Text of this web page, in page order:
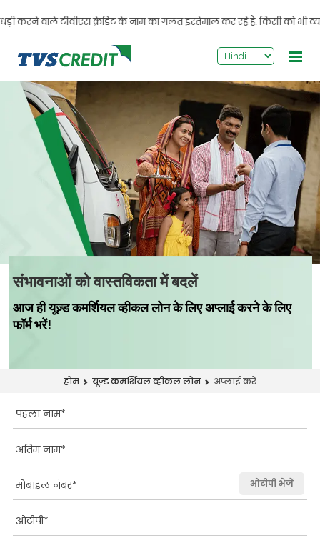
करने वाले टीवीएस क्रेडिट के नाम का गलत इस्तेमाल कर रहे हैं. किसी को भी
संभावनाओं को वास्तविकता में बदलें
आज ही यूज़्ड कमर्शियल व्हीकल लोन के लिए अप्लाई करने के लिए
फॉर्म भरें!
होम यूज़्ड कमर्शियल व्हीकल लोन अप्लाई करें
ओटीपी भेजें